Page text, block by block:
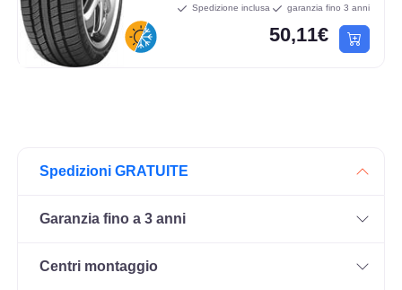
Spedizione inclusa garanzia fino 3 anni
50,11€
Spedizioni GRATUITE
Garanzia fino a 3 anni
Centri montaggio